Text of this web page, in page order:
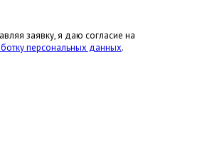
заявку, я даю согласие на
персональных данных.